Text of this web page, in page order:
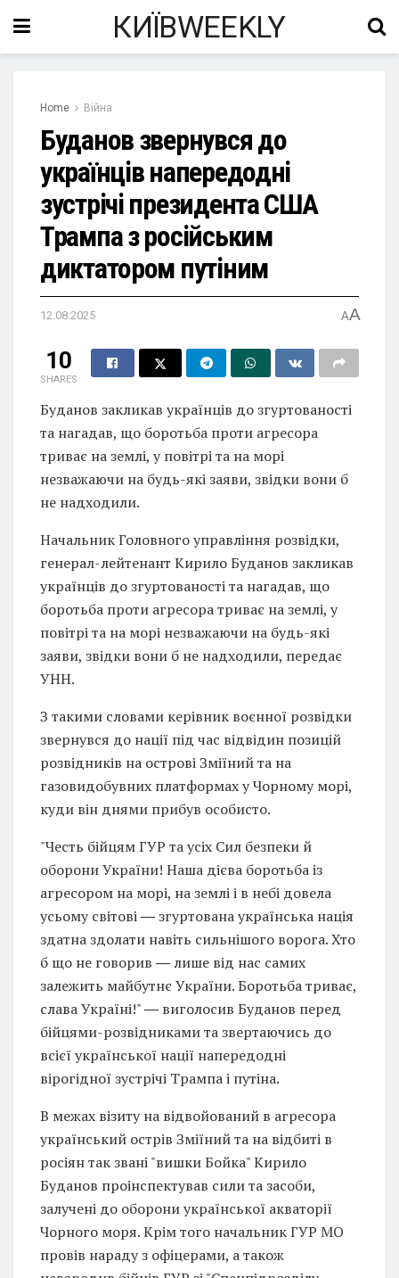
КИЇВWEEKLY
Home Війна
Буданов звернувся до
українців напередодні
зустрічі президента США
Трампа з російським
диктатором путіним
12.08.2025 AA
10
SHARES
Буданов закликав українців до згуртованості
та нагадав, що боротьба проти агресора
триває на землі, у повітрі та на морі
незважаючи на будь-які заяви, звідки вони б
не надходили.
Начальник Головного управління розвідки,
генерал-лейтенант Кирило Буданов закликав
українців до згуртованості та нагадав, що
боротьба проти агресора триває на землі, у
повітрі та на морі незважаючи на будь-які
заяви, звідки вони б не надходили, передає
УНН.
З такими словами керівник воєнної розвідки
звернувся до нації під час відвідин позицій
розвідників на острові Зміїний та на
газовидобувних платформах у Чорному морі,
куди він днями прибув особисто.
"Честь бійцям ГУР та усіх Сил безпеки й
оборони України! Наша дієва боротьба із
агресором на морі, на землі і в небі довела
усьому світові ― згуртована українська нація
здатна здолати навіть сильнішого ворога. Хто
б що не говорив ― лише від нас самих
залежить майбутнє України. Боротьба триває,
слава Україні!" ― виголосив Буданов перед
бійцями-розвідниками та звертаючись до
всієї української нації напередодні
вірогідної зустрічі Трампа і путіна.
В межах візиту на відвойований в агресора
український острів Зміїний та на відбиті в
росіян так звані "вишки Бойка" Кирило
Буданов проінспектував сили та засоби,
залучені до оборони української акваторії
Чорного моря. Крім того начальник ГУР МО
провів нараду з офіцерами, а також